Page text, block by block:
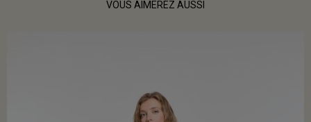
VOUS AIMEREZ AUSSI